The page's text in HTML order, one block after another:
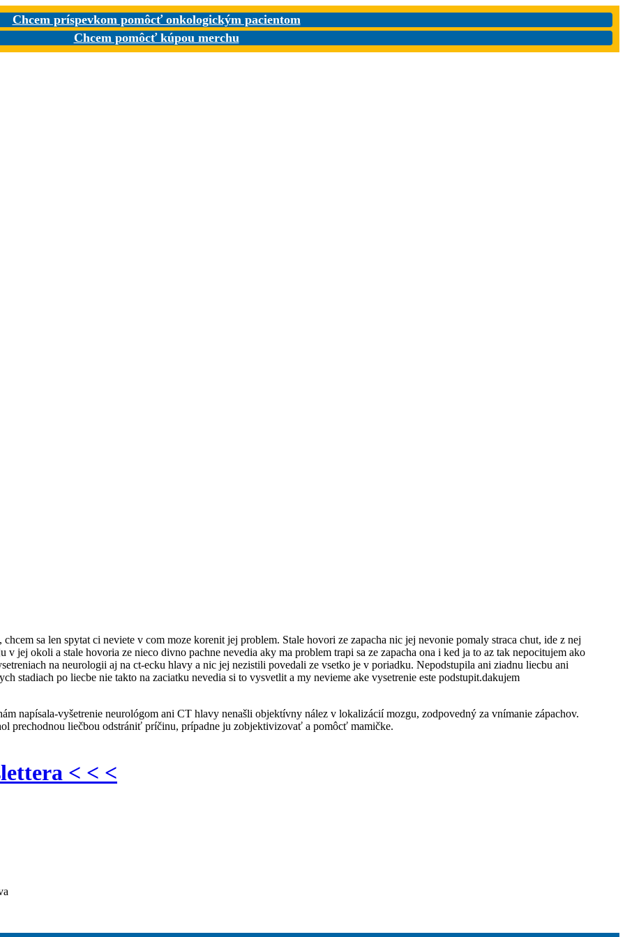
Chcem príspevkom pomôcť onkologickým pacientom
Chcem pomôcť kúpou merchu
sa len spytat ci neviete v com moze korenit jej problem. Stale hovori ze zapacha nic jej nevonie pomaly straca chut, ide z nej
jej okoli a stale hovoria ze nieco divno pachne nevedia aky ma problem trapi sa ze zapacha ona i ked ja to az tak nepocitujem ako
na neurologii aj na ct-ecku hlavy a nic jej nezistili povedali ze vsetko je v poriadku. Nepodstupila ani ziadnu liecbu ani
stadiach po liecbe nie takto na zaciatku nevedia si to vysvetlit a my nevieme ake vysetrenie este podstupit.dakujem
napísala-vyšetrenie neurológom ani CT hlavy nenašli objektívny nález v lokalizácií mozgu, zodpovedný za vnímanie zápachov.
prechodnou liečbou odstrániť príčinu, prípadne ju zobjektivizovať a pomôcť mamičke.
< < <